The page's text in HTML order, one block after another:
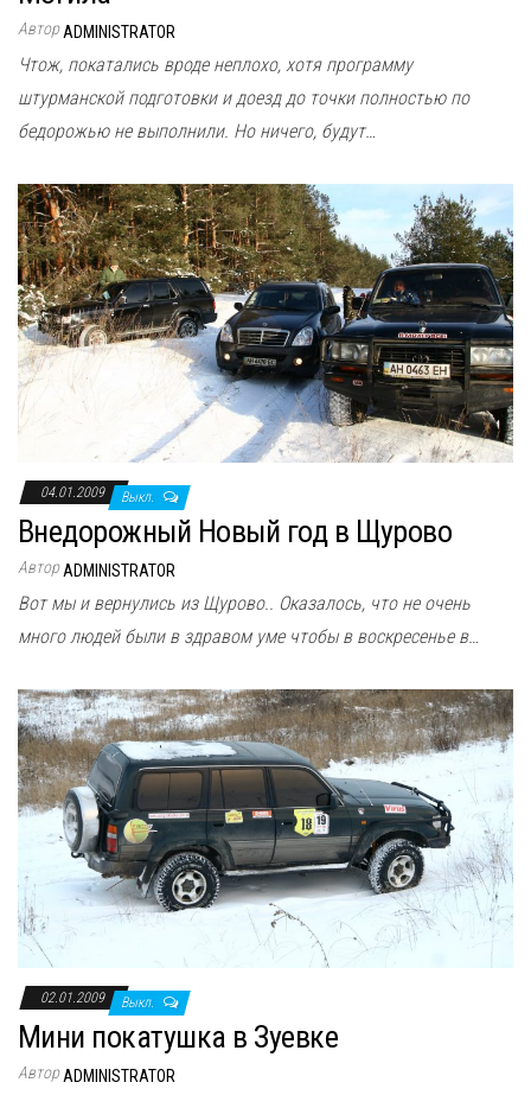
АвторADMINISTRATOR
Чтож, покатались вроде неплохо, хотя программу
штурманской подготовки и доезд до точки полностью по
бедорожью не выполнили. Но ничего, будут…
04.01.2009 Выкл.
Внедорожный Новый год в Щурово
АвторADMINISTRATOR
Вот мы и вернулись из Щурово.. Оказалось, что не очень
много людей были в здравом уме чтобы в воскресенье в…
02.01.2009 Выкл.
Мини покатушка в Зуевке
АвторADMINISTRATOR